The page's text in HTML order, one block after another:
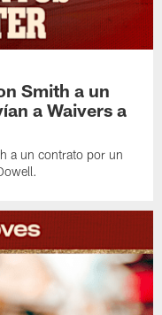
Smith a un
a Waivers a
a un contrato por un